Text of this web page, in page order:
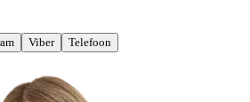
Viber Telefoon